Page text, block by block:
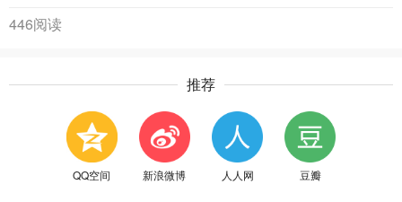
446阅读
推荐
QQ空间 新浪微博 人人网 豆瓣